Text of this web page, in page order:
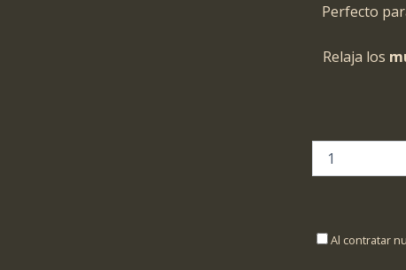
Perfecto
Relaja los
Al contratar